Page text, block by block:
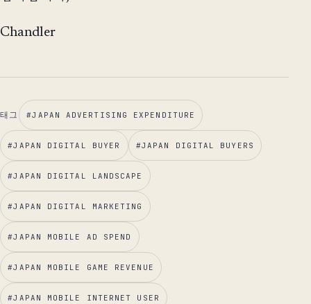
Chandler
태그 #JAPAN ADVERTISING EXPENDITURE
#JAPAN DIGITAL BUYER #JAPAN DIGITAL BUYERS
#JAPAN DIGITAL LANDSCAPE
#JAPAN DIGITAL MARKETING
#JAPAN MOBILE AD SPEND
#JAPAN MOBILE GAME REVENUE
#JAPAN MOBILE INTERNET USER